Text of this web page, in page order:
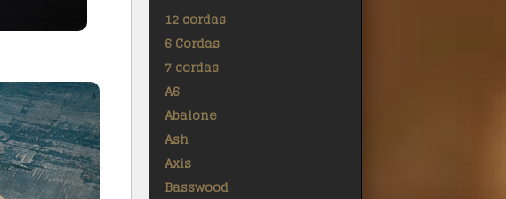
12 cordas
6 Cordas
7 cordas
A6
Abalone
Ash
Axis
Basswood